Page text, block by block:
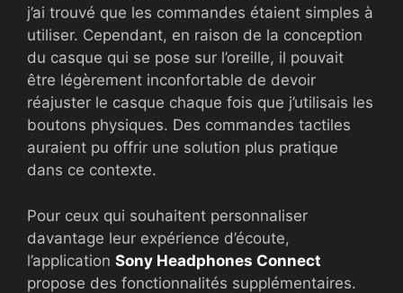
j’ai trouvé que les commandes étaient simples à
utiliser. Cependant, en raison de la conception
du casque qui se pose sur l’oreille, il pouvait
être légèrement inconfortable de devoir
réajuster le casque chaque fois que j’utilisais les
boutons physiques. Des commandes tactiles
auraient pu offrir une solution plus pratique
dans ce contexte.
Pour ceux qui souhaitent personnaliser
davantage leur expérience d’écoute,
l’application Sony Headphones Connect
propose des fonctionnalités supplémentaires.